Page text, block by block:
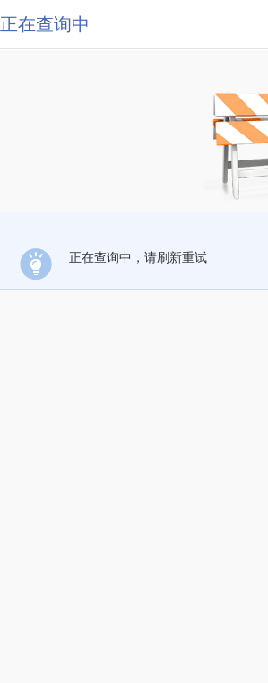
正在查询中
正在查询中，请刷新重试